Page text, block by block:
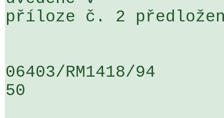
příloze č. 2
06403/RM1418/
50